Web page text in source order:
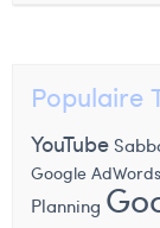
Populaire
YouTube
Google
Planning